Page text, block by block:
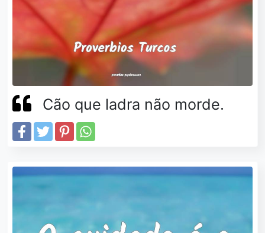
Cão que ladra não morde.